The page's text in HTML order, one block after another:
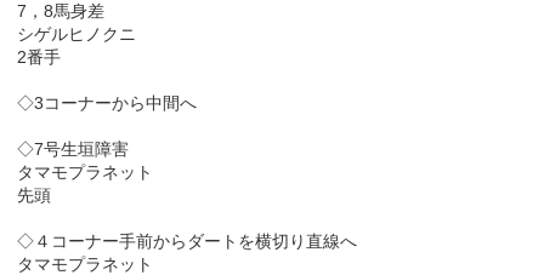
7，8馬身差
シゲルヒノクニ
2番手
◇3コーナーから中間へ
◇7号生垣障害
タマモプラネット
先頭
◇４コーナー手前からダートを横切り直線へ
タマモプラネット